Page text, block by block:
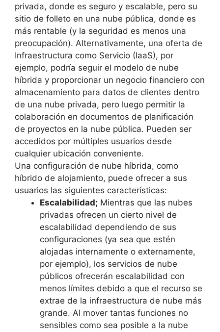
privada, donde es seguro y escalable, pero su
sitio de folleto en una nube pública, donde es
más rentable (y la seguridad es menos una
preocupación). Alternativamente, una oferta de
Infraestructura como Servicio (IaaS), por
ejemplo, podría seguir el modelo de nube
híbrida y proporcionar un negocio financiero con
almacenamiento para datos de clientes dentro
de una nube privada, pero luego permitir la
colaboración en documentos de planificación
de proyectos en la nube pública. Pueden ser
accedidos por múltiples usuarios desde
cualquier ubicación conveniente.
Una configuración de nube híbrida, como
híbrido de alojamiento, puede ofrecer a sus
usuarios las siguientes características:
Escalabilidad; Mientras que las nubes
privadas ofrecen un cierto nivel de
escalabilidad dependiendo de sus
configuraciones (ya sea que estén
alojadas internamente o externamente,
por ejemplo), los servicios de nube
públicos ofrecerán escalabilidad con
menos límites debido a que el recurso se
extrae de la infraestructura de nube más
grande. Al mover tantas funciones no
sensibles como sea posible a la nube